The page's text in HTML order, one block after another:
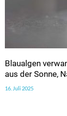
Blaualgen
aus der Sonne,
16. Juli 2025